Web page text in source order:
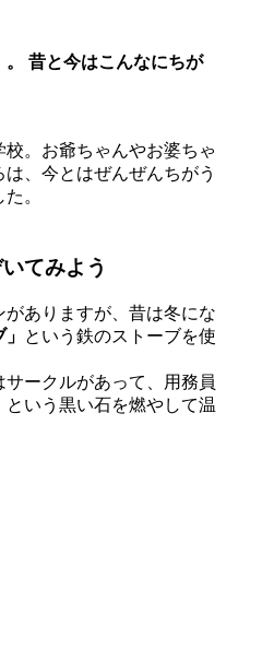
昔と今はこんなにちが
。お爺ちゃんやお婆ちゃ
、今とはぜんぜんちがう
。
てみよう
ありますが、昔は冬にな
という鉄のストーブを使
ークルがあって、用務員
という黒い石を燃やして温